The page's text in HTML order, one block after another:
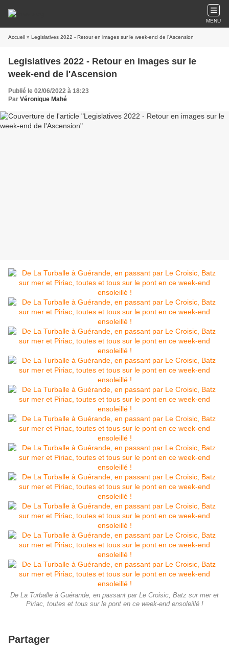
MENU
Accueil » Legislatives 2022 - Retour en images sur le week-end de l'Ascension
Legislatives 2022 - Retour en images sur le
week-end de l'Ascension
Publié le 02/06/2022 à 18:23
Par Véronique Mahé
De La Turballe à Guérande, en passant par Le Croisic, Batz sur mer et
Piriac, toutes et tous sur le pont en ce week-end ensoleillé !
Partager